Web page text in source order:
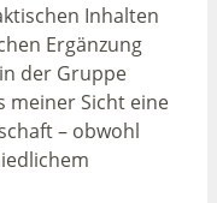
Inhalten
Ergänzung
der Gruppe
meiner Sicht eine
– obwohl